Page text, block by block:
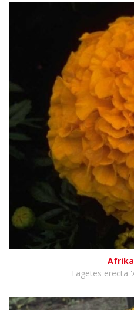
Tagetes erecta